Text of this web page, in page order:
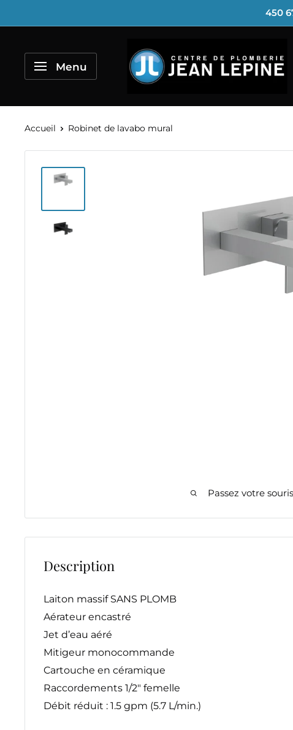
au
450
Menu
Centre
Plomberie
Accueil Robinet de lavabo mural
Passez votre
Description
Laiton massif SANS PLOMB
Aérateur encastré
Jet d’eau aéré
Mitigeur monocommande
Cartouche en céramique
Raccordements 1/2" femelle
Débit réduit : 1.5 gpm (5.7 L/min.)